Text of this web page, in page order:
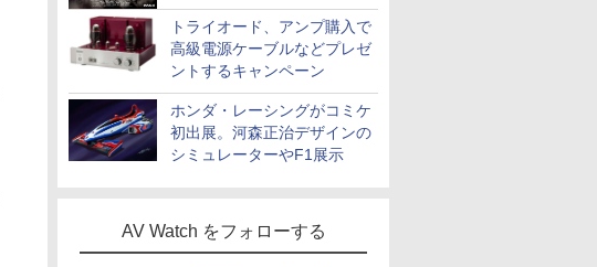
トライオード、アンプ購入で
高級電源ケーブルなどプレゼ
ントするキャンペーン
ホンダ・レーシングがコミケ
初出展。河森正治デザインの
シミュレーターやF1展示
AV Watch をフォローする